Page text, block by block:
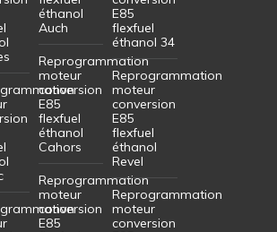
éthanol
Auch
Reprogrammation
moteur
conversion
E85
flexfuel
éthanol
Cahors
Reprogrammation
moteur
conversion
E85
E85
flexfuel
éthanol 34
Reprogrammation
moteur
conversion
E85
flexfuel
éthanol
Revel
Reprogrammation
moteur
conversion